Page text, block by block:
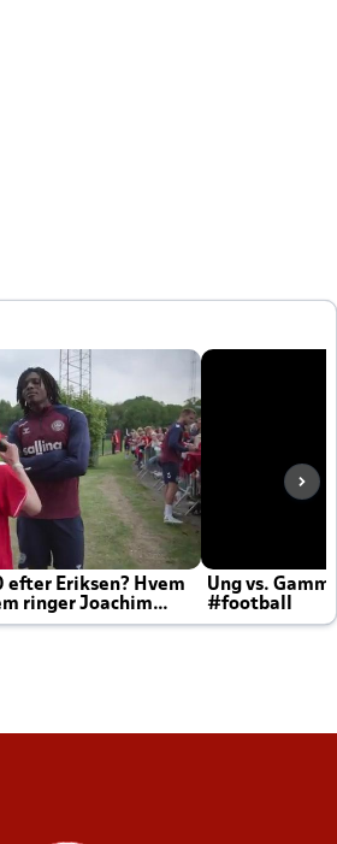
efter Eriksen? Hvem
ringer Joachim
Ung vs.
#football